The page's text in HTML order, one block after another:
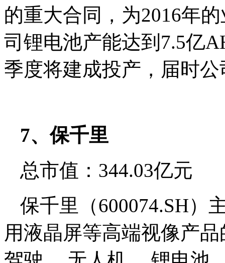
的重大合同，为2016年
司锂电池产能达到7.5亿
季度将建成投产，届时
7、保千里
总市值：344.03亿元
保千里（600074.SH）
用液晶屏等高端视像产